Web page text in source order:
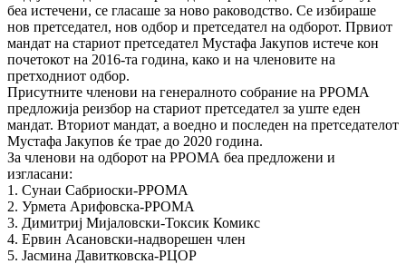
беа истечени, се гласаше за ново раководство. Се избираше
нов претседател, нов одбор и претседател на одборот. Првиот
мандат на стариот претседател Мустафа Јакупов истече кон
почетокот на 2016-та година, како и на членовите на
претходниот одбор.
Присутните членови на генералното собрание на РРОМА
предложија реизбор на стариот претседател за уште еден
мандат. Вториот мандат, а воедно и последен на претседателот
Мустафа Јакупов ќе трае до 2020 година.
За членови на одборот на РРОМА беа предложени и
изгласани:
1. Сунаи Сабриоски-РРОМА
2. Урмета Арифовска-РРОМА
3. Димитриј Мијаловски-Токсик Комикс
4. Ервин Асановски-надворешен член
5. Јасмина Давитковска-РЦОР